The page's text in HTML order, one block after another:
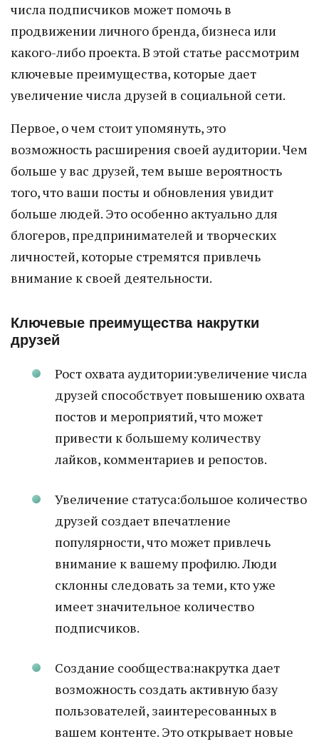
числа подписчиков может помочь в
продвижении личного бренда, бизнеса или
какого-либо проекта. В этой статье рассмотрим
ключевые преимущества, которые дает
увеличение числа друзей в социальной сети.
Первое, о чем стоит упомянуть, это
возможность расширения своей аудитории. Чем
больше у вас друзей, тем выше вероятность
того, что ваши посты и обновления увидит
больше людей. Это особенно актуально для
блогеров, предпринимателей и творческих
личностей, которые стремятся привлечь
внимание к своей деятельности.
Ключевые преимущества накрутки
друзей
Рост охвата аудитории:увеличение числа
друзей способствует повышению охвата
постов и мероприятий, что может
привести к большему количеству
лайков, комментариев и репостов.
Увеличение статуса:большое количество
друзей создает впечатление
популярности, что может привлечь
внимание к вашему профилю. Люди
склонны следовать за теми, кто уже
имеет значительное количество
подписчиков.
Создание сообщества:накрутка дает
возможность создать активную базу
пользователей, заинтересованных в
вашем контенте. Это открывает новые